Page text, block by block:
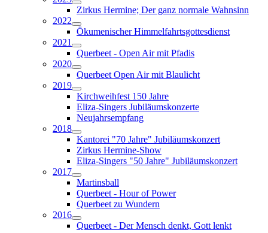
Zirkus Hermine; Der ganz normale Wahnsinn
2022
Ökumenischer Himmelfahrtsgottesdienst
2021
Querbeet - Open Air mit Pfadis
2020
Querbeet Open Air mit Blaulicht
2019
Kirchweihfest 150 Jahre
Eliza-Singers Jubiläumskonzerte
Neujahrsempfang
2018
Kantorei "70 Jahre" Jubiläumskonzert
Zirkus Hermine-Show
Eliza-Singers "50 Jahre" Jubiläumskonzert
2017
Martinsball
Querbeet - Hour of Power
Querbeet zu Wundern
2016
Querbeet - Der Mensch denkt, Gott lenkt